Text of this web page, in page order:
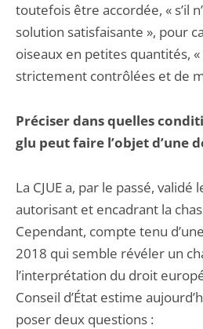
toutefois être accordée, « s’il
solution satisfaisante », pour
oiseaux en petites quantités,
strictement contrôlées et de
Préciser dans quelles
glu peut faire l’objet d’une
La CJUE a, par le passé,
autorisant et encadrant la
Cependant, compte tenu
2018 qui semble révéler un
l’interprétation du droit
Conseil d’État estime
poser deux questions :